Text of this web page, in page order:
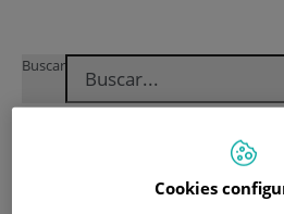
Saltar
contenido
Buscar
MÁSTER PROPIO POR LA UAM
Cookies